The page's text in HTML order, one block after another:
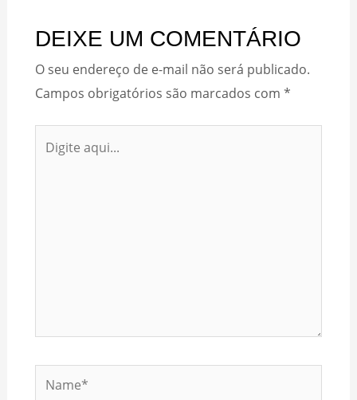
DEIXE UM COMENTÁRIO
O seu endereço de e-mail não será publicado.
Campos obrigatórios são marcados com *
aqui...
Name*